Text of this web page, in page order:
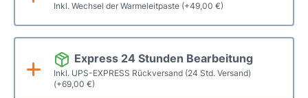
Inkl. Wechsel der Warmeleitpaste (+49,00 €)
Express 24 Stunden Bearbeitung
Inkl. UPS-EXPRESS Rückversand (24 Std. Versand)
(+69,00 €)